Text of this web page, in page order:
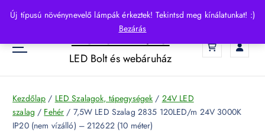
Új típusú növénynevelő lámpák érkeztek! Tekintsd meg kínálatunkat! :)
Bezárás
p
o
HelloLED.hu
LED Bolt és webáruház
Kezdőlap / LED Szalagok, tápegységek / 24V LED
szalag / Fehér / 7,5W LED Szalag 2835 120LED/m 24V 3000K
IP20 (nem vízálló) – 212622 (10 méter)